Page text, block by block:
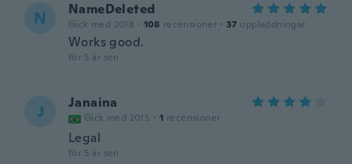
N NameDeleted
Gick med 2018 · 108 recensioner · 37 uppladdningar
Works good.
för 5 år sen
J Janaina
Gick med 2015 · 1 recensioner
Legal
för 5 år sen